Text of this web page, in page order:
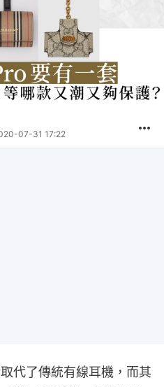
07-31 17:22
代了傳統有線耳機，而其